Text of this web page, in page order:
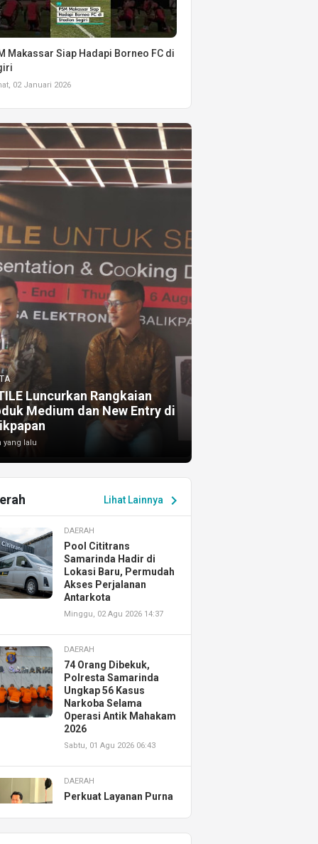
Makassar Siap Hadapi Borneo FC di
02 Januari 2026
Luncurkan Rangkaian
Medium dan New Entry di
yang lalu
Lihat Lainnya chevron_right
DAERAH
Pool Cititrans
Samarinda Hadir di
Lokasi Baru, Permudah
Akses Perjalanan
Antarkota
Minggu, 02 Agu 2026 14:37
DAERAH
74 Orang Dibekuk,
Polresta Samarinda
Ungkap 56 Kasus
Narkoba Selama
Operasi Antik Mahakam
2026
Sabtu, 01 Agu 2026 06:43
DAERAH
Perkuat Layanan Purna
Resmikan AHASS